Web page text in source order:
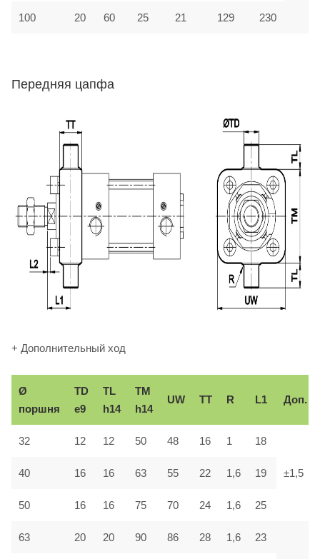
100 20 60 25 21 129 230
Передняя цапфа
+ Дополнительный ход
Ø
поршня
TD
e9
TL
h14
TM
h14
UW TT R L1 Доп.
32 12 12 50 48 16 1 18
±1,5
40 16 16 63 55 22 1,6 19
50 16 16 75 70 24 1,6 25
63 20 20 90 86 28 1,6 23